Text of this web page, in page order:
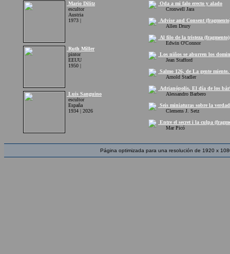
Mario Dilitz
escultor
Austria
1973 |
Ruth Miller
pintor
EEUU
1950 |
Luis Sanguino
escultor
España
1934 | 2026
Oda a mi falo erecto y alado
Cronwell Jara
Advise and Consent
Allen Drury
Al filo de la tristeza (fragmento)
Edwin O'Connor
Los niños se aburren los
Jean Stafford
Salmo 126, de La gente
Arnold Stadler
Adrianópolis. El día de los
Alessandro Barbero
Seis miniaturas sobre la
Clemens J. Setz
Entre el secret i la culpa
Mar Picó
Página optimizada para una resolución de 1920 x